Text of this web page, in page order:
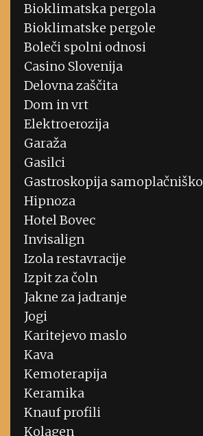
Bioklimatska pergola
Bioklimatske pergole
Boleči spolni odnosi
Casino Slovenija
Delovna zaščita
Dom in vrt
Elektroerozija
Garaža
Gasilci
Gastroskopija samoplačniško
Hipnoza
Hotel Bovec
Invisalign
Izola restavracije
Izpit za čoln
Jakne za jadranje
Jogi
Karitejevo maslo
Kava
Kemoterapija
Keramika
Knauf profili
Kolagen